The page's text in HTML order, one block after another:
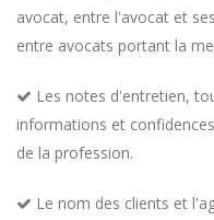
avocat, entre l'avocat et
entre avocats portant la
Les notes d'entretien,
informations et
de la profession.
Le nom des clients et